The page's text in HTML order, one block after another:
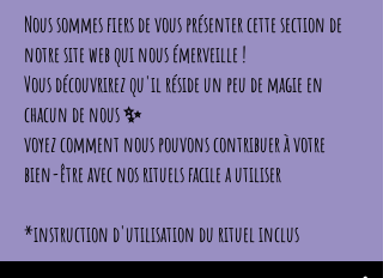
Nous sommes fiers de vous présenter cette section de
notre site web qui nous émerveille !
Vous découvrirez qu'il réside un peu de magie en
chacun de nous ✨
voyez comment nous pouvons contribuer à votre
bien-être avec nos rituels facile a utiliser
*instruction d'utilisation du rituel inclus